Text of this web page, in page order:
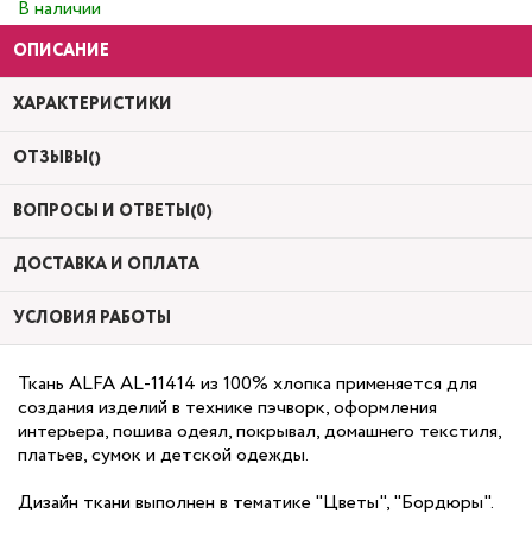
В наличии
ОПИСАНИЕ
ХАРАКТЕРИСТИКИ
ОТЗЫВЫ()
ВОПРОСЫ И ОТВЕТЫ(0)
ДОСТАВКА И ОПЛАТА
УСЛОВИЯ РАБОТЫ
Ткань ALFA AL-11414 из 100% хлопка применяется для
создания изделий в технике пэчворк, оформления
интерьера, пошива одеял, покрывал, домашнего текстиля,
платьев, сумок и детской одежды.
Дизайн ткани выполнен в тематике "Цветы", "Бордюры".